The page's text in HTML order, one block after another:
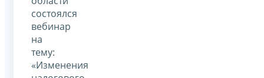
состоялся
вебинар
на
тему:
«Изменения